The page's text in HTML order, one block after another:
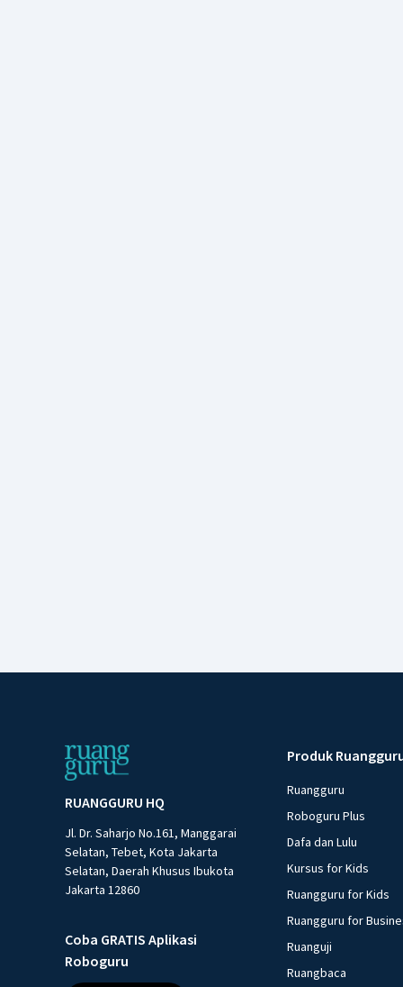
RUANGGURU HQ
Jl. Dr. Saharjo No.161, Manggarai
Selatan, Tebet, Kota Jakarta
Selatan, Daerah Khusus Ibukota
Jakarta 12860
Coba GRATIS Aplikasi
Roboguru
Produk
Ruangguru
Roboguru Plus
Dafa dan Lulu
Kursus for Kids
Ruangguru for Kids
Ruangguru for
Ruanguji
Ruangbaca